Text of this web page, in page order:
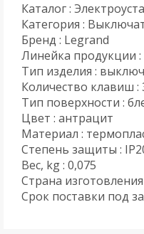
Каталог :
Категория :
Бренд : Legrand
Линейка продукции :
Тип изделия :
Количество клавиш :
Тип поверхности :
Цвет : антрацит
Материал :
Степень защиты :
Вес, kg : 0,075
Страна
Срок поставки под